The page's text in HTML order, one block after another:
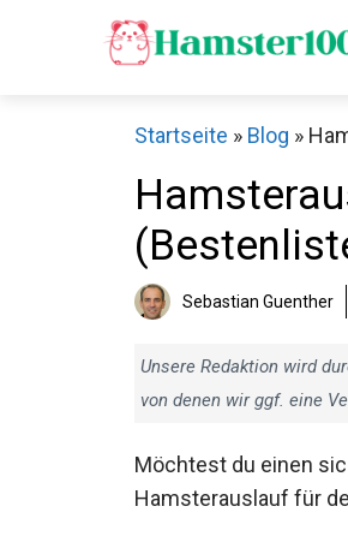
Startseite » Blog »
Sebastian Guenther
Unsere Redaktion wird
von denen wir ggf. eine
Möchtest du einen
Hamsterauslauf für